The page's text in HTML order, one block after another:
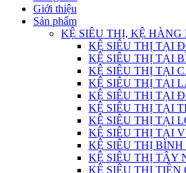
Giới thiệu
Sản phẩm
KỆ SIÊU THỊ, KỆ HÀNG
KỆ SIÊU THỊ TẠI
KỆ SIÊU THỊ TẠI
KỆ SIÊU THỊ TẠI
KỆ SIÊU THỊ TẠI
KỆ SIÊU THỊ TẠI
KỆ SIÊU THỊ TẠI
KỆ SIÊU THỊ TẠI
KỆ SIÊU THỊ TẠI
KỆ SIÊU THỊ BÌNH
KỆ SIÊU THỊ TÂY
KỆ SIÊU THỊ TIỀN